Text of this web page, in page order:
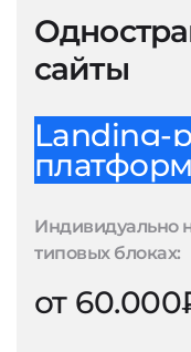
сайты
Landing-
Индивидуально
типовых блоках:
от